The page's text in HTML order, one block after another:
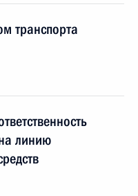
транспорта
линию